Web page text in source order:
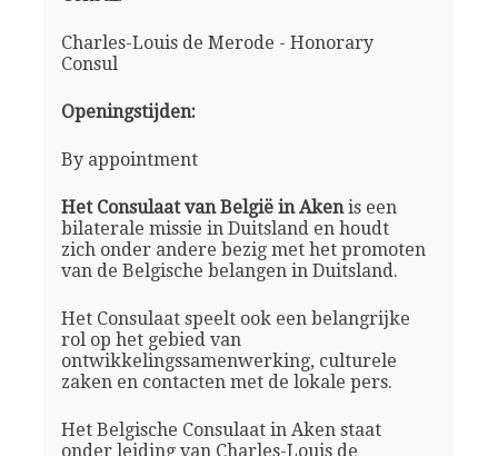
Charles-Louis de Merode - Honorary
Consul
Openingstijden:
By appointment
Het Consulaat van België in Akenis een
bilaterale missie in Duitsland en houdt
zich onder andere bezig met het promoten
van de Belgische belangen in Duitsland.
Het Consulaat speelt ook een belangrijke
rol op het gebied van
ontwikkelingssamenwerking, culturele
zaken en contacten met de lokale pers.
Het Belgische Consulaat in Aken staat
onder leiding van Charles-Louis de